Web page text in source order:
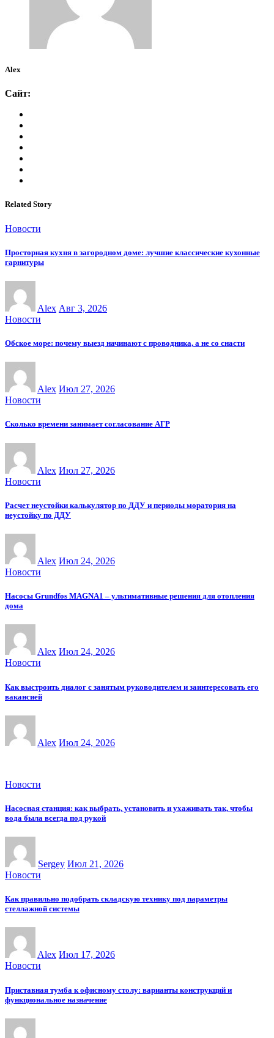
Alex
Сайт:
Related Story
Новости
Просторная кухня в загородном доме: лучшие классические кухонные
гарнитуры
Alex Авг 3, 2026
Новости
Обское море: почему выезд начинают с проводника, а не со снасти
Alex Июл 27, 2026
Новости
Сколько времени занимает согласование АГР
Alex Июл 27, 2026
Новости
Расчет неустойки калькулятор по ДДУ и периоды моратория на
неустойку по ДДУ
Alex Июл 24, 2026
Новости
Насосы Grundfos MAGNA1 – ультимативные решения для отопления
дома
Alex Июл 24, 2026
Новости
Как выстроить диалог с занятым руководителем и заинтересовать его
вакансией
Alex Июл 24, 2026
Новости
Насосная станция: как выбрать, установить и ухаживать так, чтобы
вода была всегда под рукой
Sergey Июл 21, 2026
Новости
Как правильно подобрать складскую технику под параметры
стеллажной системы
Alex Июл 17, 2026
Новости
Приставная тумба к офисному столу: варианты конструкций и
функциональное назначение